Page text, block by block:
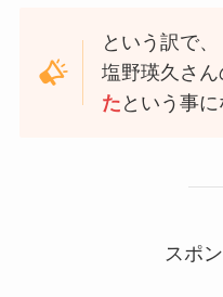
という訳で、
塩野瑛久さん
た という事に
スポ